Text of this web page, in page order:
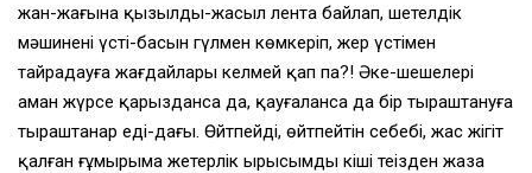
жан-жағына қызылды-жасыл лента байлап, шетелдік
мәшиненің үсті-басын гүлмен көмкеріп, жер үстімен
тайраңдауға жағдайлары келмей қап па?! Әке-шешелері
аман жүрсе қарызданса да, қауғаланса да бір тыраштануға
тыраштанар еді-дағы. Өйтпейді, өйтпейтін себебі, жас жігіт
қалған ғұмырыма жетерлік ырысымды кіші теңізден жаза